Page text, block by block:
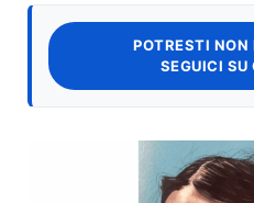
POTRESTI NON
SEGUICI SU